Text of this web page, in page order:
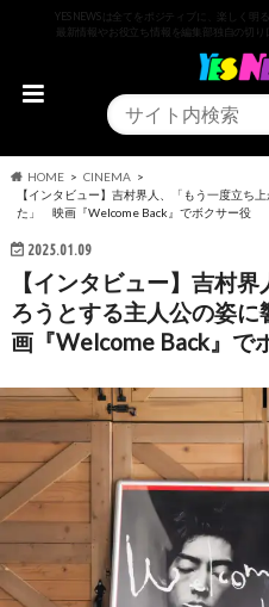
YESNEWSは全てをポジティブに、楽しく明
最新情報やお役立ち情報を編集部独自の切
HOME
CINEMA
【インタビュー】吉村界人、「もう一度立ち
た」 映画『Welcome Back』でボクサー役
2025.01.09
【インタビュー】吉村
ろうとする主人公の姿
画『Welcome Back』で